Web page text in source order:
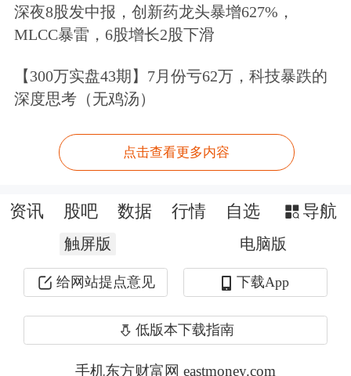
李在明表示：“韩国经济经历了高速增
长之后，正处于爬坡过坎的重要关口，
关键是我们如何做好准备。”李在明
称，期待韩国综合指数（KOSPI）突破
3000点，迎来新的增长时代。他表示，
远，将为地方经济和产业的发展带来新
的希望。愿该数据中心能够成为振兴蔚
山经济、推动韩国增长的起点。
据韩国媒体报道，当天，SK集团会长
崔泰源、Kakao代表郑臣雅、三星SDS
深夜8股发中报，创新药龙头暴增627%，
MLCC暴雷，6股增长2股下滑
【300万实盘43期】7月份亏62万，科技暴跌的
深度思考（无鸡汤）
点击查看更多内容
资讯 股吧 数据 行情 自选 导航
触屏版 电脑版
给网站提点意见 下载App
低版本下载指南
手机东方财富网 eastmoney.com